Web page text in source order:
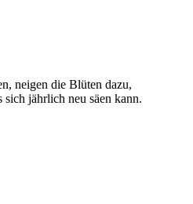
neigen die Blüten dazu,
jährlich neu säen kann.